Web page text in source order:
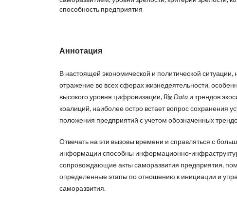
способность предприятия
Аннотация
В настоящей экономической и политической
отражение во всех сферах жизнедеятельности,
высокого уровня цифровизации,Big Data и трендов
коалиций, наиболее остро встает вопрос сохранения
положения предприятий с учетом обозначенных
Отвечать на эти вызовы времени и справляться с
информации способны информационно-
сопровождающие акты саморазвития предприятия,
определенные этапы по отношению к инициации и
саморазвития.